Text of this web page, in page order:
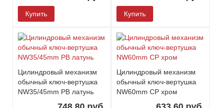
Купить Купить
Цилиндровый механизм
обычный ключ-вертушка
NW35/45mm PB латунь
Цилиндровый механизм
обычный ключ-вертушка
NW60mm CP хром